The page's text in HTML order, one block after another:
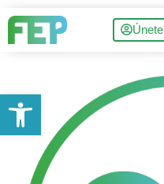
Únete
Abrir barra de herramientas